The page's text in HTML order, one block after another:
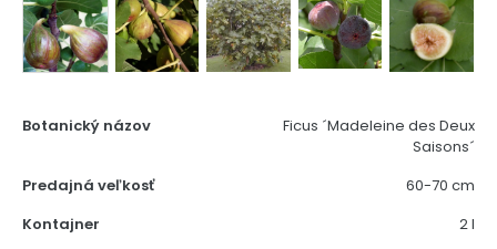
Botanický názov
Ficus ´Madeleine des Deux
Saisons´
Predajná veľkosť
60-70 cm
Kontajner
2 l